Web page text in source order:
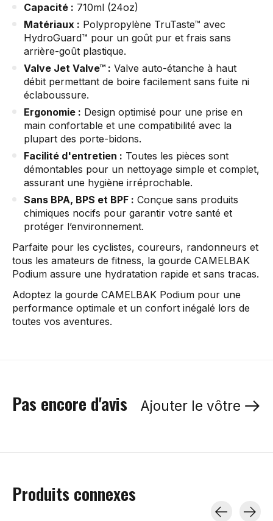
Capacité : 710ml (24oz)
Matériaux : Polypropylène TruTaste™ avec
HydroGuard™ pour un goût pur et frais sans
arrière-goût plastique.
Valve Jet Valve™ : Valve auto-étanche à haut
débit permettant de boire facilement sans fuite ni
éclaboussure.
Ergonomie : Design optimisé pour une prise en
main confortable et une compatibilité avec la
plupart des porte-bidons.
Facilité d'entretien : Toutes les pièces sont
démontables pour un nettoyage simple et complet,
assurant une hygiène irréprochable.
Sans BPA, BPS et BPF : Conçue sans produits
chimiques nocifs pour garantir votre santé et
protéger l’environnement.
Parfaite pour les cyclistes, coureurs, randonneurs et
tous les amateurs de fitness, la gourde CAMELBAK
Podium assure une hydratation rapide et sans tracas.
Adoptez la gourde CAMELBAK Podium pour une
performance optimale et un confort inégalé lors de
toutes vos aventures.
Pas encore d'avis Ajouter le vôtre
Produits connexes